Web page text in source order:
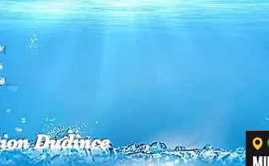
leto
Dudince